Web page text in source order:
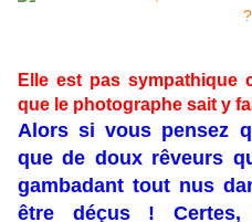
Elle est pas sympathique
que le photographe sait y
Alors si vous pensez
que de doux rêveurs
gambadant tout nus
être déçus ! Certes,